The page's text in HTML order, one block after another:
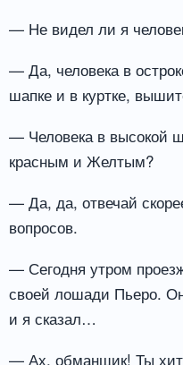
— Не видел ли я
— Да, человека в
шапке и в куртке,
— Человека в высокой
красным и Желтым?
— Да, да, отвечай
вопросов.
— Сегодня утром
своей лошади Пьеро.
и я сказал…
— Ах, обманщик! Ты